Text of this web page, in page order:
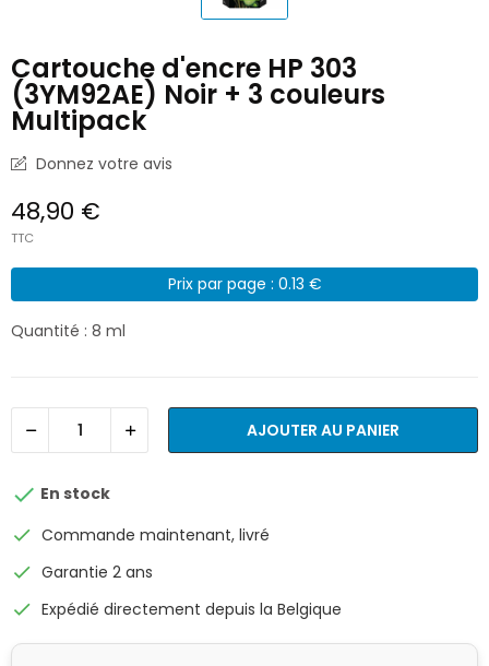
Cartouche d'encre HP 303
(3YM92AE) Noir + 3 couleurs
Multipack
Donnez votre avis
48,90 €
TTC
Prix par page : 0.13 €
Quantité : 8 ml
AJOUTER AU PANIER
 En stock
check Commande maintenant, livré
check Garantie 2 ans
check Expédié directement depuis la Belgique